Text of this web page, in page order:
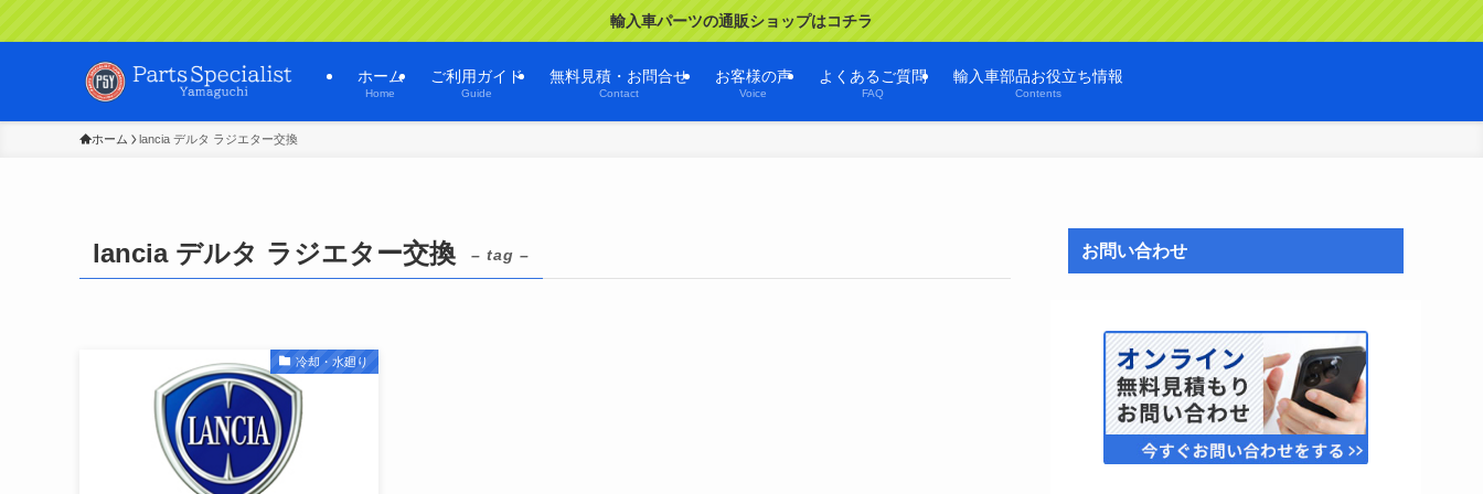
輸入車パーツの通販ショップはコチラ
ホーム
Home
ご利用ガイド
Guide
無料見積・お問合せ
Contact
お客様の声
Voice
よくあるご質問
FAQ
輸入車部品お役立ち情報
Contents
ホーム lancia デルタ ラジエター交換
lancia デルタ ラジエター交換 – tag –
冷却・水廻り
お問い合わせ